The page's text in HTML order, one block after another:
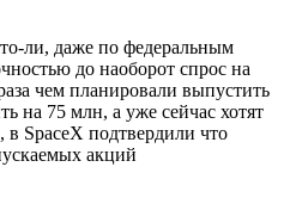
ли, даже по федеральным
до наоборот спрос на
чем планировали выпустить
на 75 млн, а уже сейчас хотят
SpaceX подтвердили что
акций